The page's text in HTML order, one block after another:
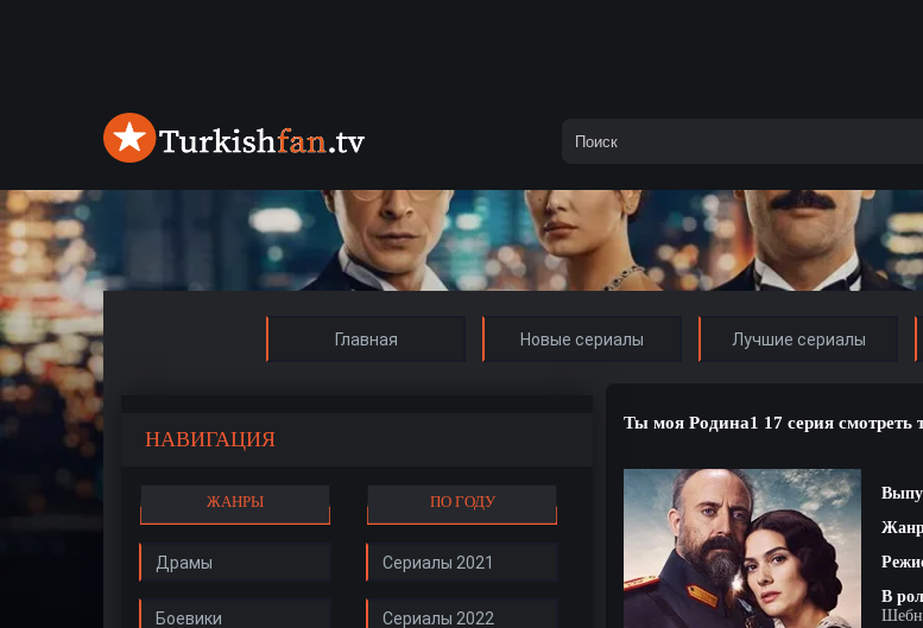
Главная Новые сериалы Лучшие сериалы
НАВИГАЦИЯ
ЖАНРЫ
Драмы
Боевики
ПО ГОДУ
Сериалы 2021
Сериалы 2022
Ты моя Родина1 17 серия смотреть
В